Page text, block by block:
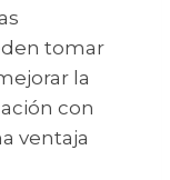
tomar
la
con
ventaja